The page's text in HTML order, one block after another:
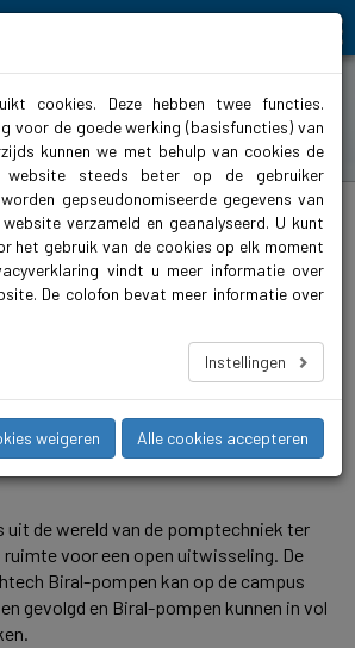
Campus
heeft Biral als
Zwitserse fabrikant
een kenniscentrum voor
bijscholing van de gehele
uit de wereld van de pomptechniek ter
voor een open uitwisseling. De
Biral-pompen kan op de campus
gevolgd en Biral-pompen kunnen in vol
cookies. Deze hebben twee functies.
voor de goede werking (basisfuncties) van
kunnen we met behulp van cookies de
steeds beter op de gebruiker
gepseudonomiseerde gegevens van
verzameld en geanalyseerd. U kunt
het gebruik van de cookies op elk moment
vindt u meer informatie over
De colofon bevat meer informatie over
Instellingen
weigeren Alle cookies accepteren